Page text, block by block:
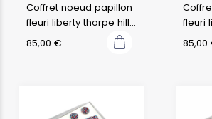
Coffret noeud papillon
fleuri liberty thorpe hill
b
85,00 €
fleuri
bud
85,00